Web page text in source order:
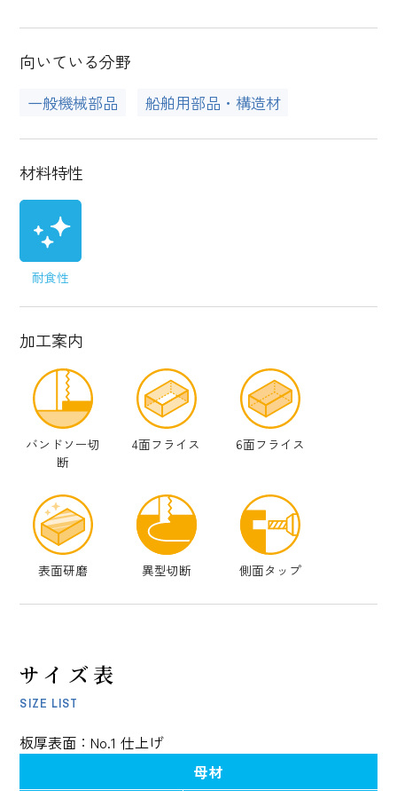
向いている分野
一般機械部品 船舶用部品・構造材
材料特性
耐食性
加工案内
バンドソー切
断
4面フライス 6面フライス
表面研磨 異型切断 側面タップ
サイズ表
SIZE LIST
板厚表面：No.1 仕上げ
母材